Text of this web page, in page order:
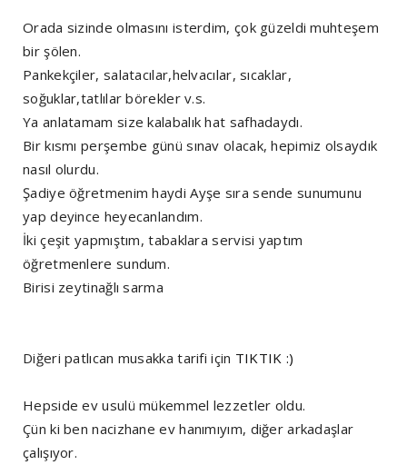
Orada sizinde olmasını isterdim, çok güzeldi muhteşem
bir şölen.
Pankekçiler, salatacılar,helvacılar, sıcaklar,
soğuklar,tatlılar börekler v.s.
Ya anlatamam size kalabalık hat safhadaydı.
Bir kısmı perşembe günü sınav olacak, hepimiz olsaydık
nasıl olurdu.
Şadiye öğretmenim haydi Ayşe sıra sende sunumunu
yap deyince heyecanlandım.
İki çeşit yapmıştım, tabaklara servisi yaptım
öğretmenlere sundum.
Birisi zeytinağlı sarma
Diğeri patlıcan musakka tarifi için TIKTIK :)
Hepside ev usulü mükemmel lezzetler oldu.
Çün ki ben nacizhane ev hanımıyım, diğer arkadaşlar
çalışıyor.